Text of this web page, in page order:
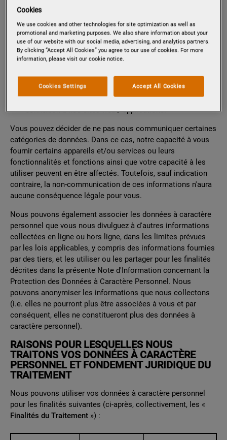
participation à nos campagnes, d'un commentaire sur un
produit ou du téléchargement et de l'utilisation d'une
application ;
auprès de nos détaillants ;
auprès de nos prestataires de services tiers,
fournisseurs et partenaires ;
auprès des sources publiques disponibles ;
auprès des média sociaux, ex : Facebook si vous
choisissez d'utiliser Facebook pour faciliter la
connexion à nos sites web / applications.
Vous pouvez décider de ne pas nous communiquer certaines
catégories de données. Dans ce cas, notre capacité à vous
fournir certains appareils et/ou services ou leurs
fonctionnalités et fonctions ainsi que votre capacité à les
utiliser peuvent en être affectés. Toutefois, sauf indication
contraire, la non-communication de ces informations n'aura
aucune conséquence légale pour vous.
Nous pouvons également associer les données à caractère
personnel que vous nous divulguez à d'autres informations
collectées en ligne ou hors ligne, dans les limites prévues
par les lois applicables, y compris des informations fournies
par des tiers, et les utiliser ou les partager pour les finalités
décrites dans la présente Note d'Information concernant la
Protection des Données à Caractère Personnel. Nous
pouvons anonymiser les informations que nous collectons
(i.e. elles ne pourront plus être associées à vous et par
conséquent, elles ne constitueront plus des données à
caractère personnel).
RAISONS POUR LESQUELLES NOUS
TRAITONS VOS DONNÉES À CARACTÈRE
PERSONNEL ET FONDEMENT JURIDIQUE DU
TRAITEMENT
Nous pouvons utiliser vos données à caractère personnel
pour les finalités suivantes (ci-après, collectivement, les «
Finalités du Traitement ») :
Cookies
We use cookies and other technologies for site optimization as well as
promotional and marketing purposes. We also share information about your
use of our website with our social media, advertising, and analytics partners.
By clicking “Accept All Cookies” you agree to our use of cookies. For more
information, please visit our cookie notice.
Accept All Cookies
Cookies Settings